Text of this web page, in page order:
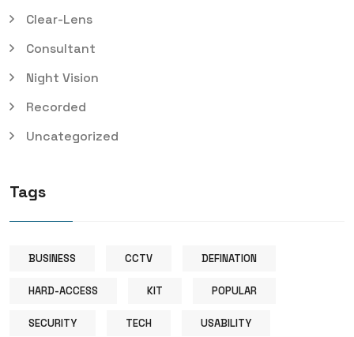
Clear-Lens
Consultant
Night Vision
Recorded
Uncategorized
Tags
BUSINESS CCTV DEFINATION
HARD-ACCESS KIT POPULAR
SECURITY TECH USABILITY